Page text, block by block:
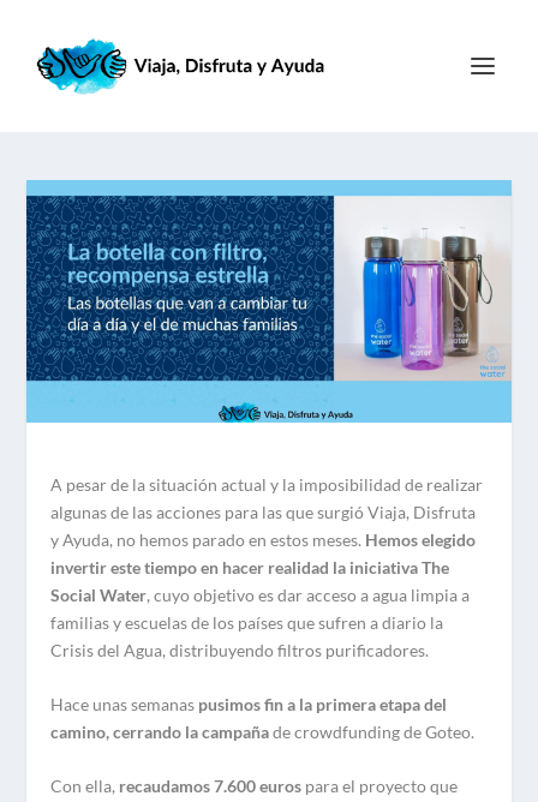
A pesar de la situación actual y la imposibilidad de realizar
algunas de las acciones para las que surgió Viaja, Disfruta
y Ayuda, no hemos parado en estos meses. Hemos elegido
invertir este tiempo en hacer realidad la iniciativa The
Social Water, cuyo objetivo es dar acceso a agua limpia a
familias y escuelas de los países que sufren a diario la
Crisis del Agua, distribuyendo filtros purificadores.
Hace unas semanas pusimos fin a la primera etapa del
camino, cerrando la campañade crowdfunding de Goteo.
Con ella, recaudamos 7.600 euros para el proyecto que